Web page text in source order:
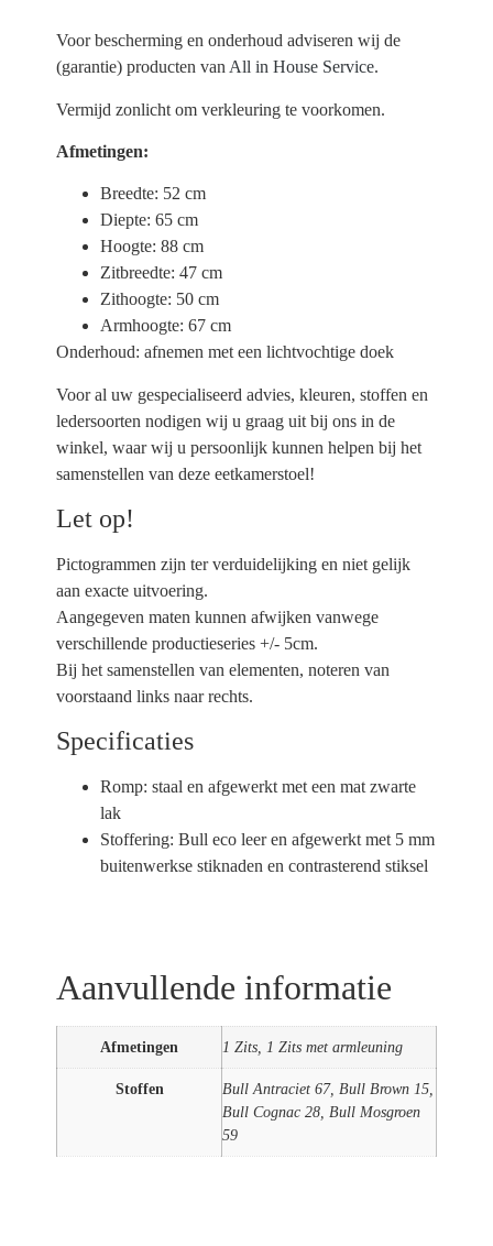
Voor bescherming en onderhoud adviseren wij de
(garantie) producten van All in House Service.
Vermijd zonlicht om verkleuring te voorkomen.
Afmetingen:
Breedte: 52 cm
Diepte: 65 cm
Hoogte: 88 cm
Zitbreedte: 47 cm
Zithoogte: 50 cm
Armhoogte: 67 cm
Onderhoud: afnemen met een lichtvochtige doek
Voor al uw gespecialiseerd advies, kleuren, stoffen en
ledersoorten nodigen wij u graag uit bij ons in de
winkel, waar wij u persoonlijk kunnen helpen bij het
samenstellen van deze eetkamerstoel!
Let op!
Pictogrammen zijn ter verduidelijking en niet gelijk
aan exacte uitvoering.
Aangegeven maten kunnen afwijken vanwege
verschillende productieseries +/- 5cm.
Bij het samenstellen van elementen, noteren van
voorstaand links naar rechts.
Specificaties
Romp: staal en afgewerkt met een mat zwarte
lak
Stoffering: Bull eco leer en afgewerkt met 5 mm
buitenwerkse stiknaden en contrasterend stiksel
Aanvullende informatie
Afmetingen 1 Zits, 1 Zits met armleuning
Stoffen
Bull Antraciet 67, Bull Brown 15,
Bull Cognac 28, Bull Mosgroen
59